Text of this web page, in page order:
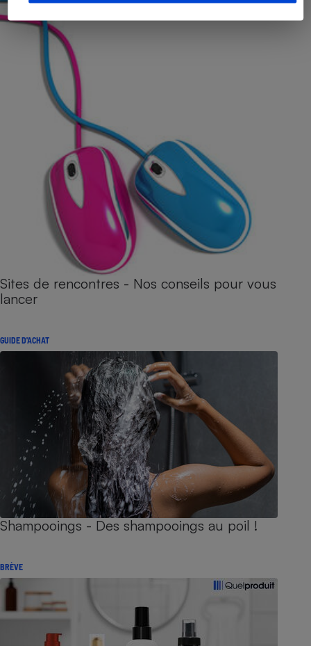
Sites de rencontres - Nos conseils pour vous
lancer
GUIDE D'ACHAT
Shampooings - Des shampooings au poil !
BRÈVE